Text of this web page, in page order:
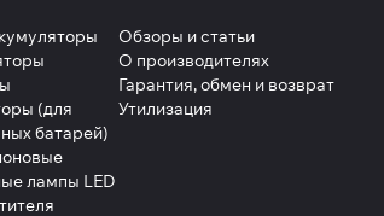
(для
батарей)
лампы LED
Обзоры и статьи
О производителях
Гарантия, обмен и возврат
Утилизация